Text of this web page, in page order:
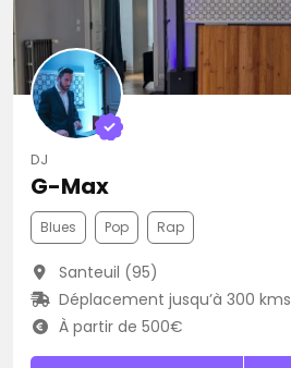
DJ
G-Max
Blues Pop Rap
Santeuil (95)
Déplacement jusqu’à 300 kms
À partir de 500€